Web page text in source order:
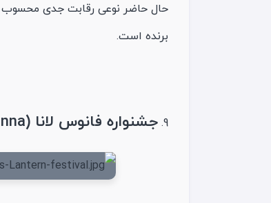
حال حاضر نوعی رقابت جدی محسوب
برنده است.
جشنواره فانوس لانا (Lanna)، یی پنگ (Yi Peng)